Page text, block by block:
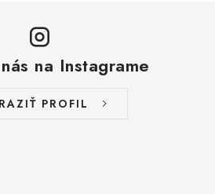
na Instagrame
PROFIL